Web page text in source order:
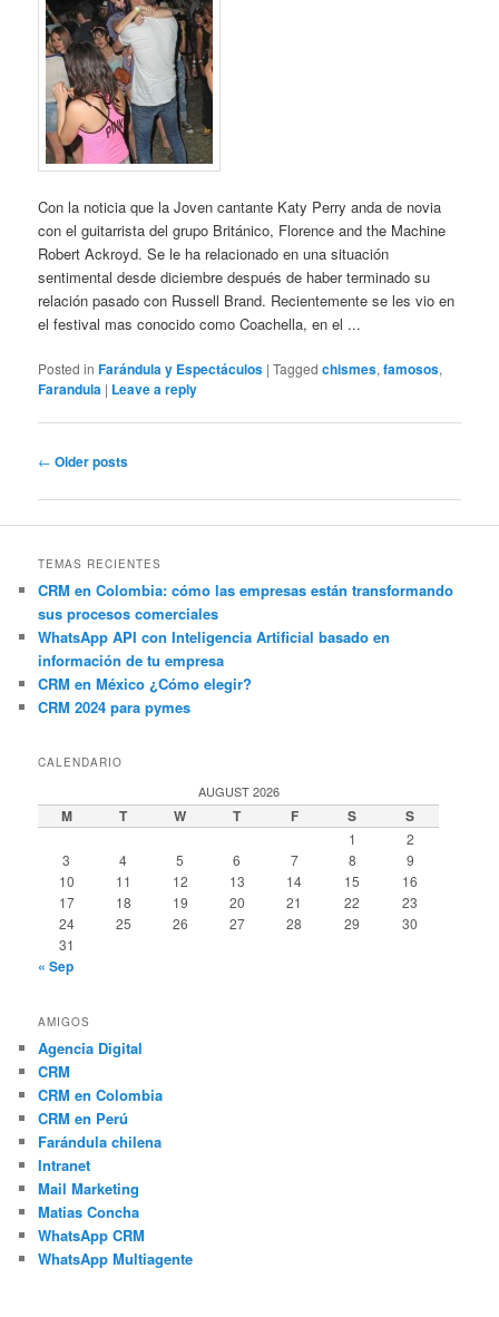
Con la noticia que la Joven cantante Katy Perry anda de novia
con el guitarrista del grupo Británico, Florence and the Machine
Robert Ackroyd. Se le ha relacionado en una situación
sentimental desde diciembre después de haber terminado su
relación pasado con Russell Brand. Recientemente se les vio en
el festival mas conocido como Coachella, en el ...
Posted in Farándula y Espectáculos |Tagged chismes,famosos,
Farandula | Leave a reply
Post
← Older posts
TEMAS RECIENTES
CRM en Colombia: cómo las empresas están transformando
sus procesos comerciales
WhatsApp API con Inteligencia Artificial basado en
información de tu empresa
CRM en México ¿Cómo elegir?
CRM 2024 para pymes
CALENDARIO
AUGUST 2026
M T W T F S S
1
2
3
4 5 6 7 8
9
10
11 12 13 14 15
16
17
18 19 20 21 22
23
24
25 26 27 28 29
30
31
« Sep
AMIGOS
Agencia Digital
CRM
CRM en Colombia
CRM en Perú
Farándula chilena
Intranet
Mail Marketing
Matias Concha
WhatsApp CRM
WhatsApp Multiagente